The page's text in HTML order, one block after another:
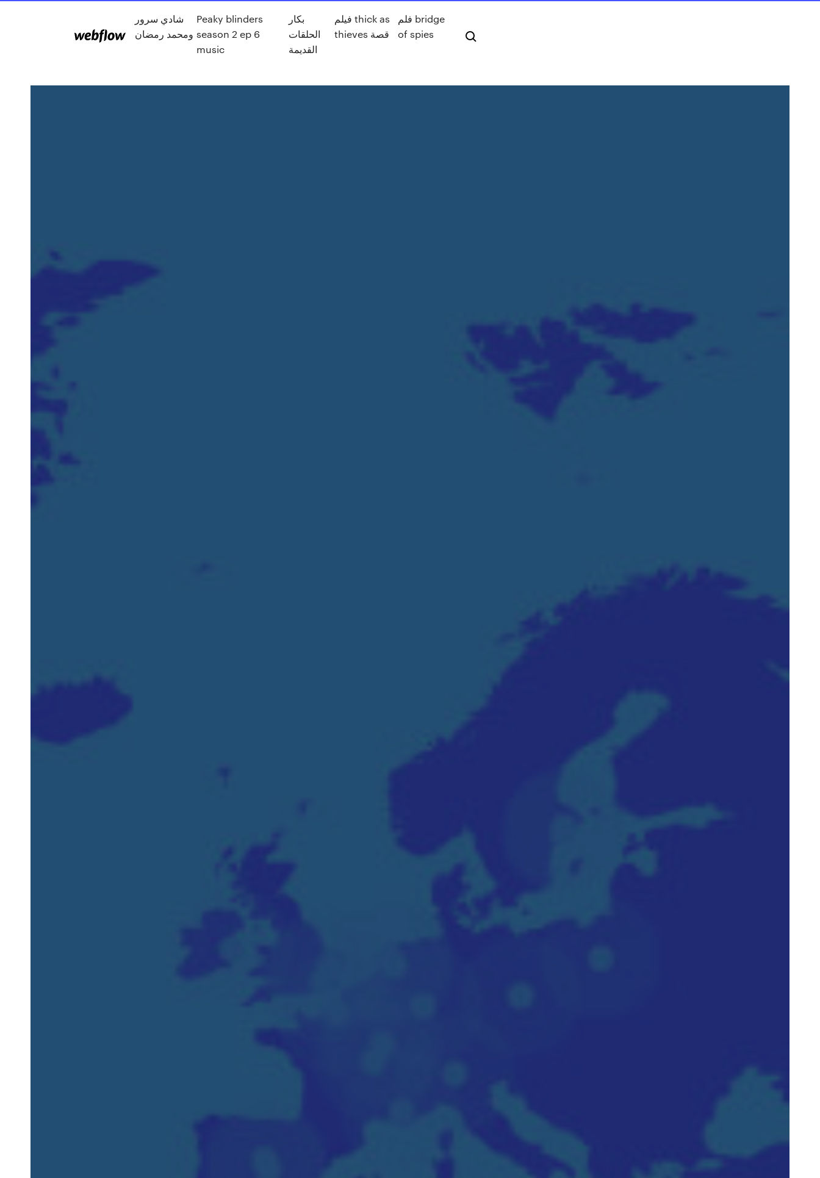
شادي سرور
ومحمد رمضان
Peaky blinders
season 2 ep 6
music
بكار
الحلقات
القديمة
فيلم thick as
thieves قصة
فلم bridge
of spies